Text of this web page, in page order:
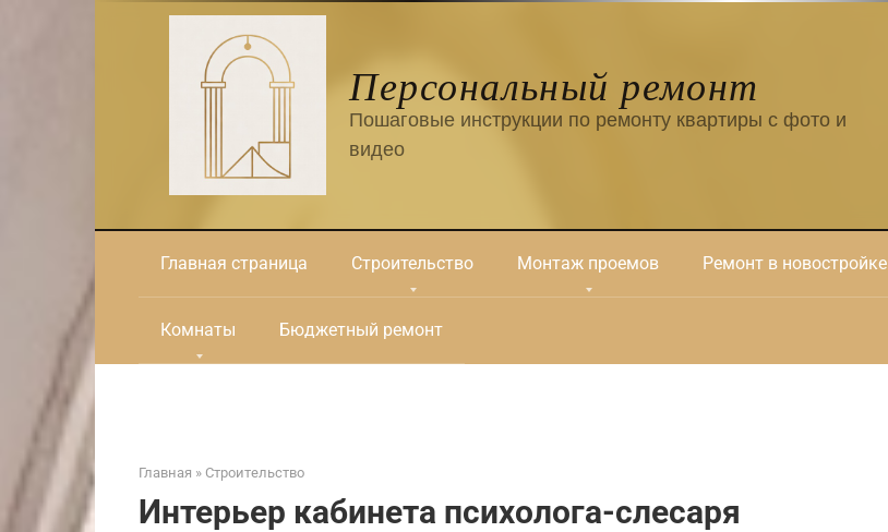
Персональный ремонт
Пошаговые инструкции по ремонту квартиры с фото и
видео
Главная страница Строительство Монтаж проемов Ремонт в новостройке
Комнаты Бюджетный ремонт
Главная » Строительство
Интерьер кабинета психолога-слесаря